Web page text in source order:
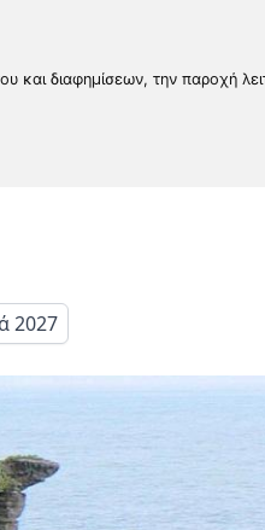
και διαφημίσεων, την παροχή
2027